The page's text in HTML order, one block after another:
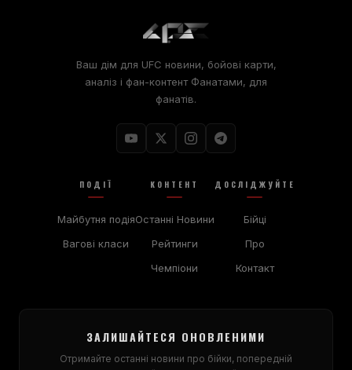
Ваш дім для UFC новини, бойові карти,
аналіз і фан-контент Фанатами, для
фанатів.
ПОДІЇ
Майбутня подія
Вагові класи
КОНТЕНТ
Останні Новини
Рейтинги
Чемпіони
ДОСЛІДЖУЙТЕ
Бійці
Про
Контакт
ЗАЛИШАЙТЕСЯ ОНОВЛЕНИМИ
Отримайте останні новини про бійки, попередній